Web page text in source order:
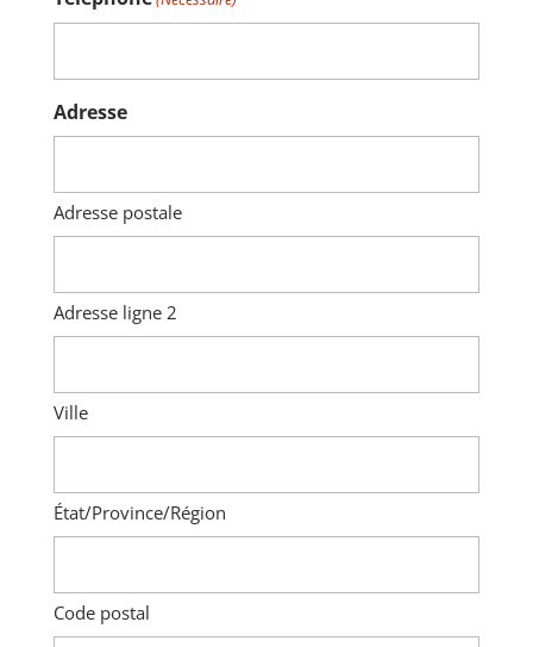
Adresse
Adresse postale
Adresse ligne 2
Ville
État/Province/Région
Code postal